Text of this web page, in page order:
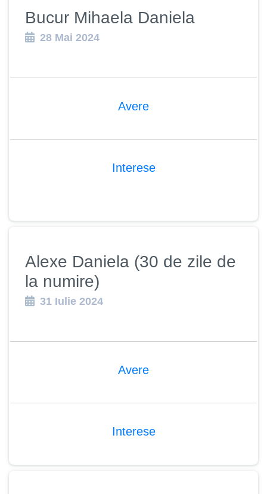
Bucur Mihaela Daniela
28 Mai 2024
Avere
Interese
Alexe Daniela (30 de zile de
la numire)
31 Iulie 2024
Avere
Interese